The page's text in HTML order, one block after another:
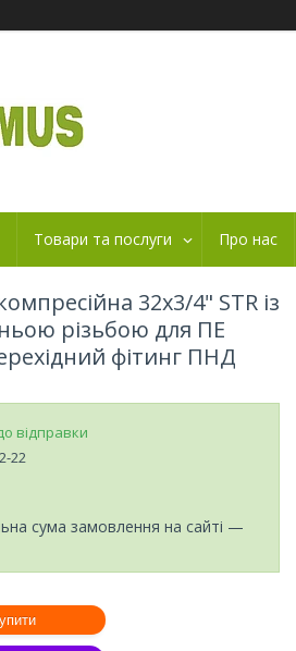
Товари та послуги Про нас
32х3/4" STR із
різьбою для ПЕ
фітинг ПНД
відправки
22
сума замовлення на сайті —